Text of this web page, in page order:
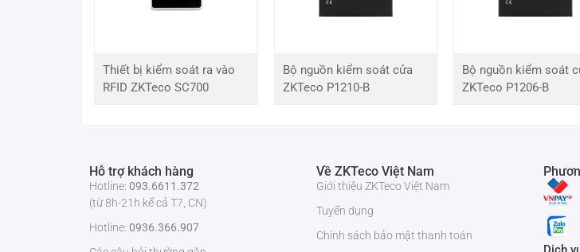
Tần số điều khiển
Chất liệu vỏ
Khối lượng tịnh 48kg
Loại thanh cần Loại cần gập, đóng 90º
Thiết bị kiểm soát ra vào
RFID ZKTeco SC700
Bộ nguồn kiểm soát cửa
ZKTeco P1210-B
Bộ nguồn kiểm soát
ZKTeco P1206-B
Hỗ trợ khách hàng
Hotline: 093.6611.372
(từ 8h-21h kể cả T7, CN)
Hotline: 0936.366.907
Về ZKTeco Việt Nam
Giới thiệu ZKTeco Việt Nam
Tuyển dụng
Chính sách bảo mật thanh toán